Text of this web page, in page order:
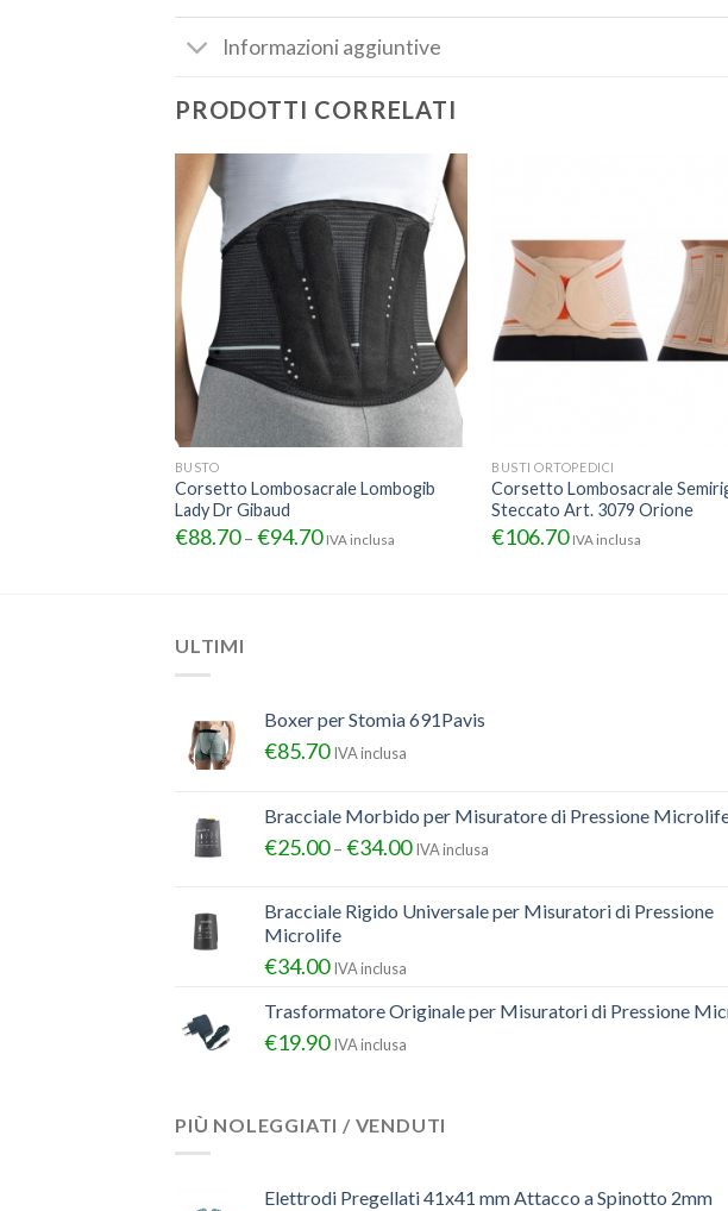
Informazioni aggiuntive
PRODOTTI CORRELATI
BUSTO
Corsetto Lombosacrale Lombogib
Lady Dr Gibaud
€88.70– €94.70 IVA inclusa
BUSTI ORTOPEDICI
Corsetto Lombosacrale
Steccato Art. 3079 Orione
€106.70 IVA inclusa
ULTIMI
Boxer per Stomia 691Pavis
€85.70 IVA inclusa
Bracciale Morbido per Misuratore di Pressione
€25.00– €34.00 IVA inclusa
Bracciale Rigido Universale per Misuratori di Pressione
Microlife
€34.00 IVA inclusa
Trasformatore Originale per Misuratori di Pressione
€19.90 IVA inclusa
PIÙ NOLEGGIATI / VENDUTI
Elettrodi Pregellati 41x41 mm Attacco a Spinotto 2mm